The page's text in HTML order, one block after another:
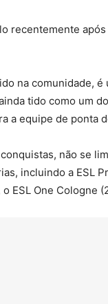
recentemente
na comunidade,
tido como um
a equipe de ponta
não se
incluindo a ESL
ESL One Cologne